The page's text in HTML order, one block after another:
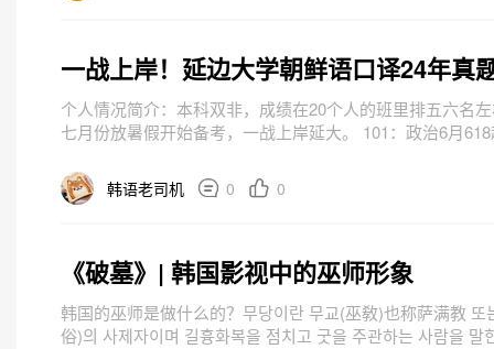
一战上岸！延边大学朝鲜语口译24年真
个人情况简介：本科双非，成绩在20个人的班里排五六名
七月份放暑假开始备考，一战上岸延大。 101：政治6月
韩语老司机 0 0
《破墓》| 韩国影视中的巫师形象
韩国的巫师是做什么的？무당이란 무교(巫敎)也称萨满教 또
俗)의 사제자이며 길흉화복을 점치고 굿을 주관하는 사람을 말